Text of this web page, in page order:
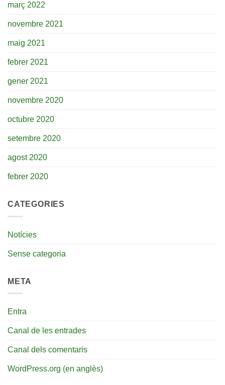
març 2022
novembre 2021
maig 2021
febrer 2021
gener 2021
novembre 2020
octubre 2020
setembre 2020
agost 2020
febrer 2020
CATEGORIES
Notícies
Sense categoria
META
Entra
Canal de les entrades
Canal dels comentaris
WordPress.org (en anglès)